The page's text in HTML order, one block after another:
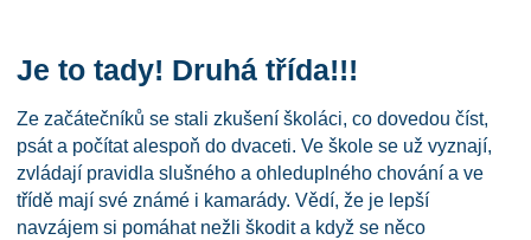
Je to tady! Druhá třída!!!
Ze začátečníků se stali zkušení školáci, co dovedou číst,
psát a počítat alespoň do dvaceti. Ve škole se už vyznají,
zvládají pravidla slušného a ohleduplného chování a ve
třídě mají své známé i kamarády. Vědí, že je lepší
navzájem si pomáhat nežli škodit a když se něco